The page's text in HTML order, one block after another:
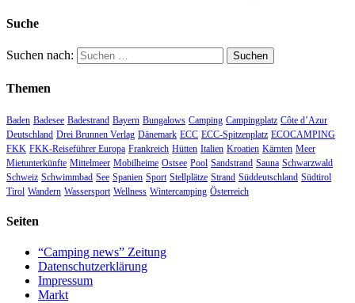
Suche
Suchen nach:
Themen
Baden Badesee Badestrand Bayern Bungalows Camping Campingplatz Côte d’Azur
Deutschland Drei Brunnen Verlag Dänemark ECC ECC-Spitzenplatz ECOCAMPING
FKK FKK-Reiseführer Europa Frankreich Hütten Italien Kroatien Kärnten Meer
Mietunterkünfte Mittelmeer Mobilheime Ostsee Pool Sandstrand Sauna Schwarzwald
Schweiz Schwimmbad See Spanien Sport Stellplätze Strand Süddeutschland Südtirol
Tirol Wandern Wassersport Wellness Wintercamping Österreich
Seiten
“Camping news” Zeitung
Datenschutzerklärung
Impressum
Markt